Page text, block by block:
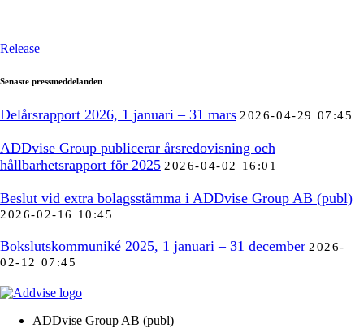
Release
Senaste pressmeddelanden
Delårsrapport 2026, 1 januari – 31 mars 2026-04-29 07:45
ADDvise Group publicerar årsredovisning och
hållbarhetsrapport för 2025 2026-04-02 16:01
Beslut vid extra bolagsstämma i ADDvise Group AB (publ)
2026-02-16 10:45
Bokslutskommuniké 2025, 1 januari – 31 december 2026-
02-12 07:45
ADDvise Group AB (publ)